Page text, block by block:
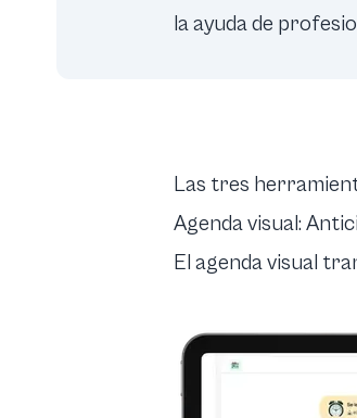
la ayuda de
Las tres
Agenda visual:
El agenda visual